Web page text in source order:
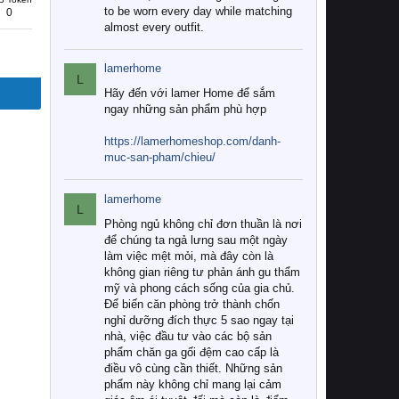
0
to be worn every day while matching
almost every outfit.
L
lamerhome
Hãy đến với lamer Home để sắm
ngay những sản phẩm phù hợp
https://lamerhomeshop.com/danh-
muc-san-pham/chieu/
L
lamerhome
Phòng ngủ không chỉ đơn thuần là nơi
để chúng ta ngả lưng sau một ngày
làm việc mệt mỏi, mà đây còn là
không gian riêng tư phản ánh gu thẩm
mỹ và phong cách sống của gia chủ.
Để biến căn phòng trở thành chốn
nghỉ dưỡng đích thực 5 sao ngay tại
nhà, việc đầu tư vào các bộ sản
phẩm chăn ga gối đệm cao cấp là
điều vô cùng cần thiết. Những sản
phẩm này không chỉ mang lại cảm